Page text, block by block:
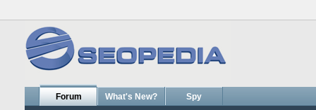
Forum What's New? Spy